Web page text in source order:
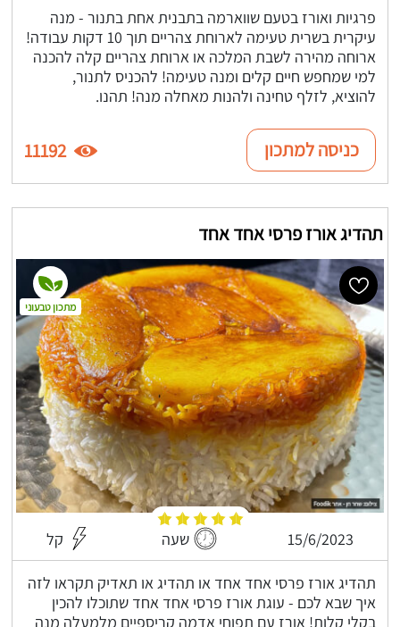
פרגיות ואורז בטעם שווארמה בתבנית אחת בתנור - מנה
עיקרית בשרית טעימה לארוחת צהריים תוך 10 דקות עבודה!
ארוחה מהירה לשבת המלכה או ארוחת צהריים קלה להכנה
למי שמחפש חיים קלים ומנה טעימה! להכניס לתנור,
להוציא, לזלף טחינה ולהנות מאחלה מנה! תהנו.
כניסה למתכון 11192
תהדיג אורז פרסי אחד אחד
15/6/2023 שעה קל
תהדיג אורז פרסי אחד אחד או תהדיג או תאדיק תקראו לזה
איך שבא לכם - עוגת אורז פרסי אחד אחד שתוכלו להכין
בקלי קלות! אורז עם תפוחי אדמה קריספיים מלמעלה מנה
מתכון טבעוני